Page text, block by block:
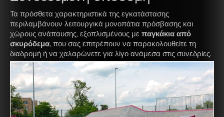
Τα πρόσθετα χαρακτηριστικά της εγκατάστασης
περιλαμβάνουν λειτουργικά μονοπάτια πρόσβασης και
χώρους ανάπαυσης, εξοπλισμένους με παγκάκια από
σκυρόδεμα, που σας επιτρέπουν να παρακολουθείτε τη
διαδρομή ή να χαλαρώνετε για λίγο ανάμεσα στις συνεδρίες.